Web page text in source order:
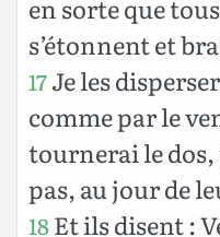
en sorte que
s’étonnent et
17Je les
comme par le
tournerai le dos,
pas, au jour de
18Et ils disent :